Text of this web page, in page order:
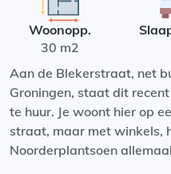
Woonopp.
30 m2
Aan de Blekerstraat, net
Groningen, staat dit
te huur. Je woont hier op
straat, maar met winkels,
Noorderplantsoen